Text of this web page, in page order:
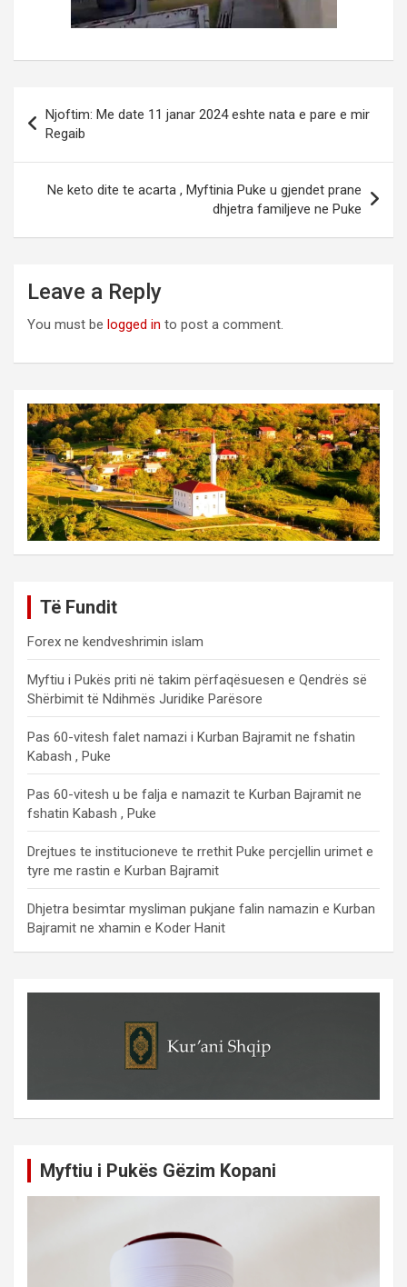
navigation
Njoftim: Me date 11 janar 2024 eshte nata e pare e mir
Regaib
Ne keto dite te acarta , Myftinia Puke u gjendet prane
dhjetra familjeve ne Puke
Leave a Reply
You must be logged in to post a comment.
Të Fundit
Forex ne kendveshrimin islam
Myftiu i Pukës priti në takim përfaqësuesen e Qendrës së
Shërbimit të Ndihmës Juridike Parësore
Pas 60-vitesh falet namazi i Kurban Bajramit ne fshatin
Kabash , Puke
Pas 60-vitesh u be falja e namazit te Kurban Bajramit ne
fshatin Kabash , Puke
Drejtues te institucioneve te rrethit Puke percjellin urimet e
tyre me rastin e Kurban Bajramit
Dhjetra besimtar mysliman pukjane falin namazin e Kurban
Bajramit ne xhamin e Koder Hanit
Myftiu i Pukës Gëzim Kopani